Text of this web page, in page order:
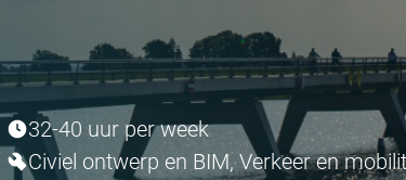
32-40 uur per week
Civiel ontwerp en BIM, Verkeer en